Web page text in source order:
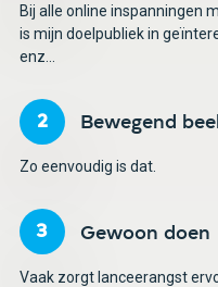
Bij alle online inspanningen
is mijn doelpubliek in
enz...
Bewegend
Zo eenvoudig is dat.
Gewoon doen
Vaak zorgt lanceerangst